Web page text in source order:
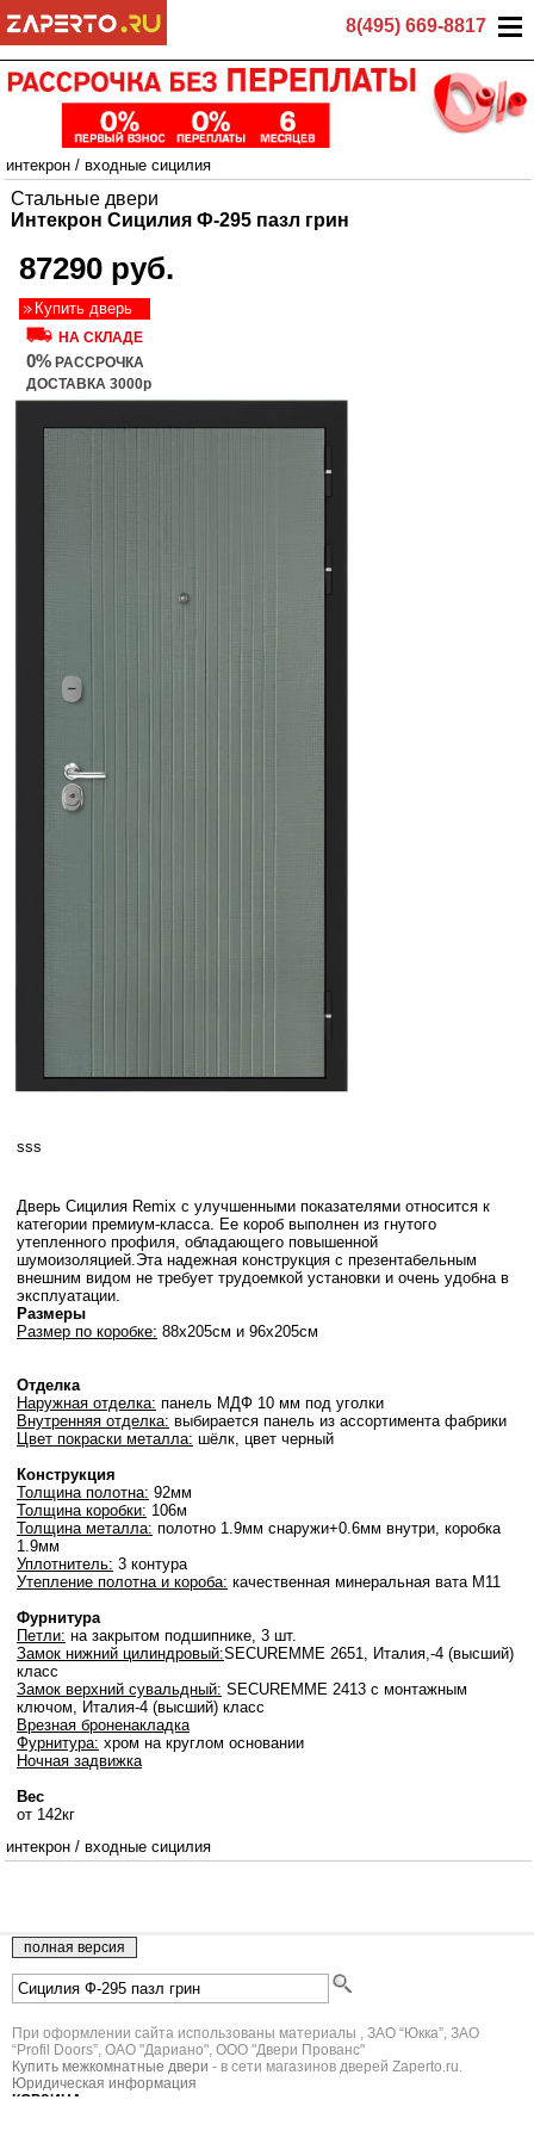
8(495) 669-8817
интекрон / входные сицилия
Стальные двери
Интекрон Cицилия Ф-295 пазл грин
87290 руб.
Купить дверь
НА СКЛАДЕ
0% РАССРОЧКА
ДОСТАВКА 3000р
sss
Дверь Сицилия Remix с улучшенными показателями относится к
категории премиум-класса. Ее короб выполнен из гнутого
утепленного профиля, обладающего повышенной
шумоизоляцией.Эта надежная конструкция с презентабельным
внешним видом не требует трудоемкой установки и очень удобна в
эксплуатации.
Размеры
Размер по коробке: 88х205cм и 96х205cм
Отделка
Наружная отделка: панель МДФ 10 мм под уголки
Внутренняя отделка: выбирается панель из ассортимента фабрики
Цвет покраски металла: шёлк, цвет черный
Конструкция
Толщина полотна: 92мм
Толщина коробки: 106м
Толщина металла: полотно 1.9мм снаружи+0.6мм внутри, коробка
1.9мм
Уплотнитель: 3 контура
Утепление полотна и короба: качественная минеральная вата М11
Фурнитура
Петли: на закрытом подшипнике, 3 шт.
Замок нижний цилиндровый:SECUREMME 2651, Италия,-4 (высший)
класс
Замок верхний сувальдный: SECUREMME 2413 с монтажным
ключом, Италия-4 (высший) класс
Врезная броненакладка
Фурнитура: хром на круглом основании
Ночная задвижка
Вес
от 142кг
интекрон / входные сицилия
При оформлении сайта использованы материалы , ЗАО “Юкка”, ЗАО
“Profil Doors”, ОАО "Дариано", ООО "Двери Прованс"
Купить межкомнатные двери - в сети магазинов дверей Zaperto.ru.
Юридическая информация
КОРЗИНА